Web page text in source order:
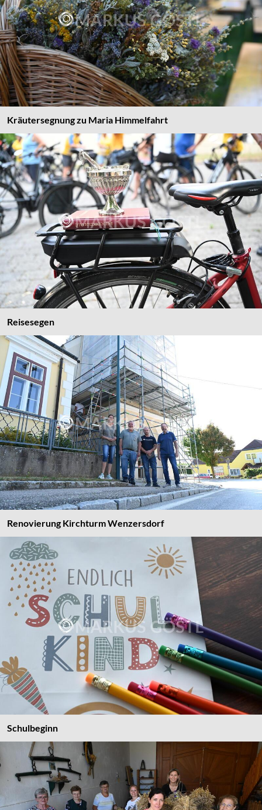
Kräutersegnung zu Maria Himmelfahrt
Reisesegen
Renovierung Kirchturm Wenzersdorf
Schulbeginn